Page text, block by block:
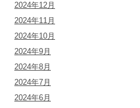
2024年12月
2024年11月
2024年10月
2024年9月
2024年8月
2024年7月
2024年6月